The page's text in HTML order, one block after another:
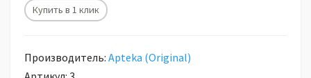
Купить в 1 клик
Производитель: Apteka (Original)